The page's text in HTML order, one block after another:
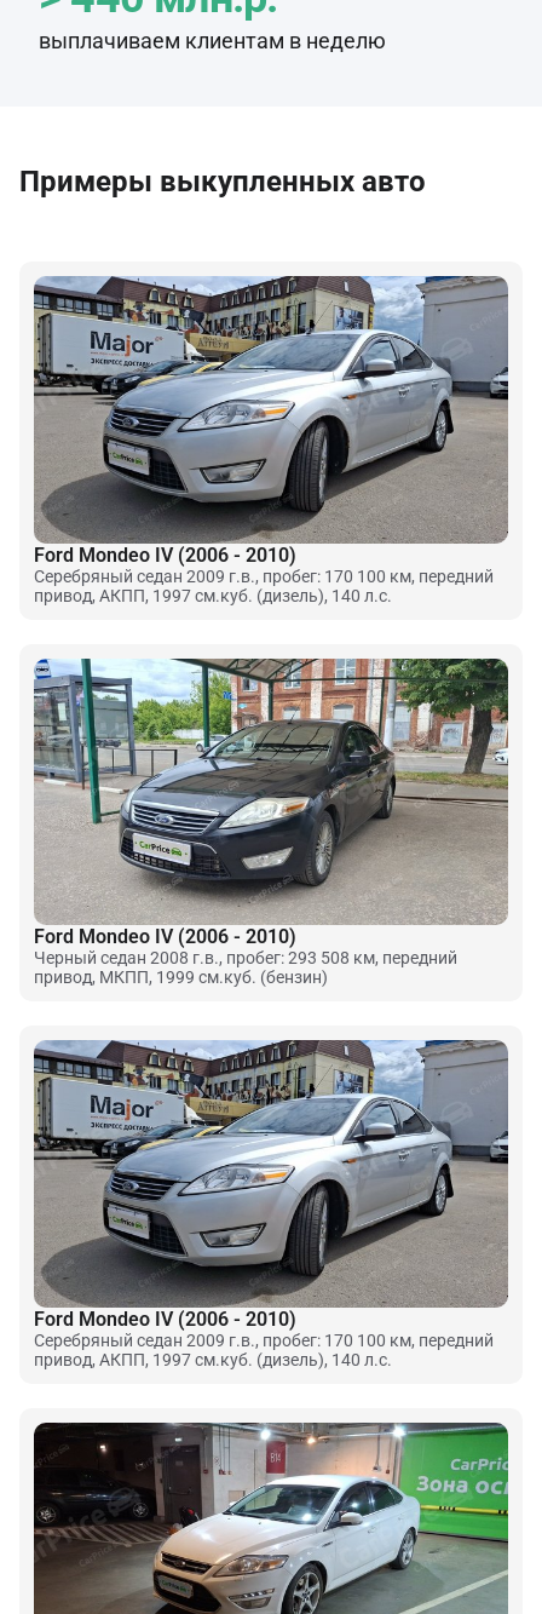
выплачиваем клиентам в неделю
Примеры выкупленных авто
Ford Mondeo IV (2006 - 2010)
Серебряный седан 2009 г.в., пробег: 170 100 км, передний
привод, АКПП, 1997 см.куб. (дизель), 140 л.с.
Ford Mondeo IV (2006 - 2010)
Черный седан 2008 г.в., пробег: 293 508 км, передний
привод, МКПП, 1999 см.куб. (бензин)
Ford Mondeo IV (2006 - 2010)
Серебряный седан 2009 г.в., пробег: 170 100 км, передний
привод, АКПП, 1997 см.куб. (дизель), 140 л.с.